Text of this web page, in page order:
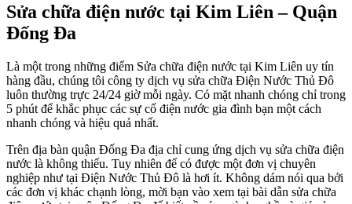
Sửa chữa điện nước tại Kim Liên – Quận
Đống Đa
Là một trong những điểm Sửa chữa điện nước tại Kim Liên uy tín
hàng đầu, chúng tôi công ty dịch vụ sửa chữa Điện Nước Thủ Đô
luôn thường trực 24/24 giờ mỗi ngày. Có mặt nhanh chóng chỉ trong
5 phút để khắc phục các sự cố điện nước gia đình bạn một cách
nhanh chóng và hiệu quả nhất.
Trên địa bàn quận Đống Đa địa chỉ cung ứng dịch vụ sửa chữa điện
nước là không thiếu. Tuy nhiên để có được một đơn vị chuyên
nghiệp như tại Điện Nước Thủ Đô là hơi ít. Không dám nói qua bởi
các đơn vị khác chạnh lòng, mời bạn vào xem tại bài dẫn sửa chữa